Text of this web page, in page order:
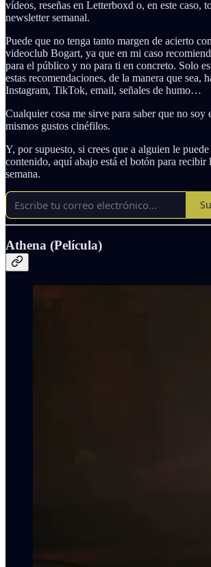
vídeos, reseñas en Letterboxd o, en este caso,
newsletter semanal.
Puede que no tenga tanto margen de acierto
videoclub Bogart, ya que en mi caso
para el público y no para ti en concreto. Solo
estas recomendaciones, de la manera que sea,
Instagram, TikTok, email, señales de humo…
Cualquier cosa me sirve para saber que no soy
mismos gustos cinéfilos.
Y, por supuesto, si crees que a alguien le
contenido, aquí abajo está el botón para recibir
semana.
Athena (Película)